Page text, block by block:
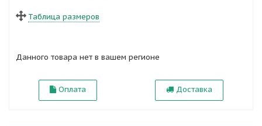
Таблица размеров
Данного товара нет в вашем регионе
Оплата Доставка